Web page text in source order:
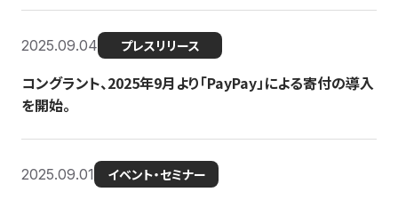
2025.09.04 プレスリリース
コングラント、2025年9月より「PayPay」による寄付の導入
を開始。
2025.09.01 イベント・セミナー